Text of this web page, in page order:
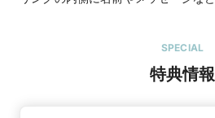
SPECIAL
特典情報